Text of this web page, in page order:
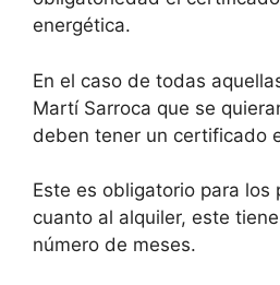
energética.
En el caso de todas
Martí Sarroca que se
deben tener un certificado
Este es obligatorio para los
cuanto al alquiler, este
número de meses.